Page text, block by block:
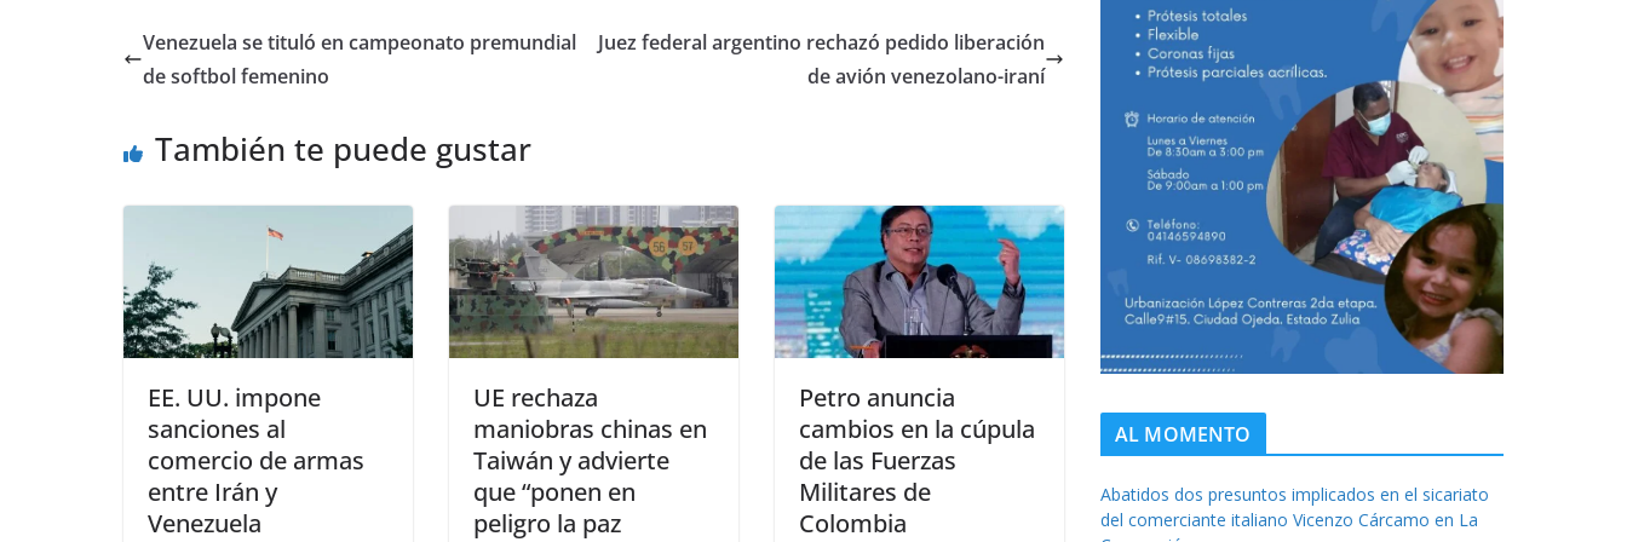
Venezuela se tituló en campeonato premundial
de softbol femenino
Juez federal argentino rechazó pedido liberación
de avión venezolano-iraní
También te puede gustar
EE. UU. impone
sanciones al
comercio de armas
entre Irán y
Venezuela
UE rechaza
maniobras chinas en
Taiwán y advierte
que “ponen en
peligro la paz
Petro anuncia
cambios en la cúpula
de las Fuerzas
Militares de
Colombia
AL MOMENTO
Abatidos dos presuntos implicados en el sicariato
del comerciante italiano Vicenzo Cárcamo en La